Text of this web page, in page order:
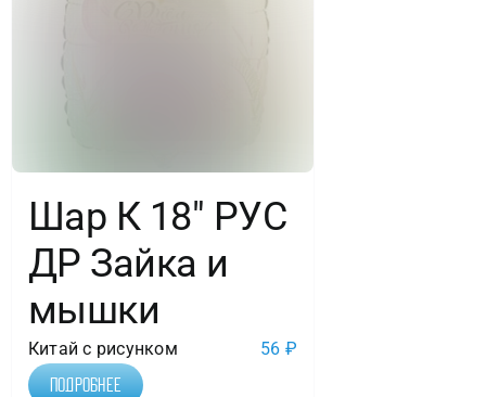
Шар К 18″ РУС
ДР Зайка и
мышки
Китай с рисунком 56 ₽
Подробнее